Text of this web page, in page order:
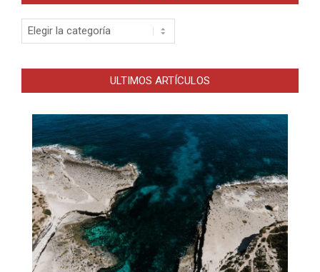
Categorias
ULTIMOS ARTÍCULOS